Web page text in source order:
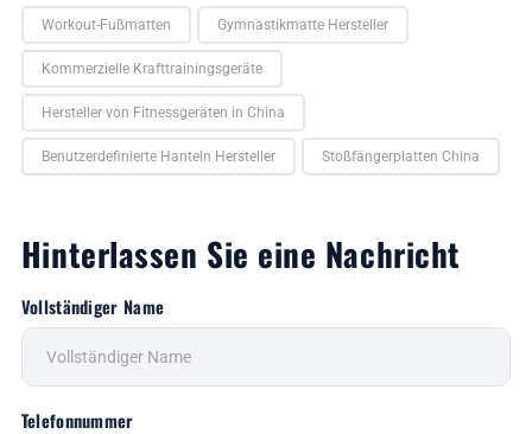
Workout-Fußmatten Gymnastikmatte Hersteller
Kommerzielle Krafttrainingsgeräte
Hersteller von Fitnessgeräten in China
Benutzerdefinierte Hanteln Hersteller Stoßfängerplatten China
Hinterlassen Sie eine Nachricht
Vollständiger Name
Telefonnummer